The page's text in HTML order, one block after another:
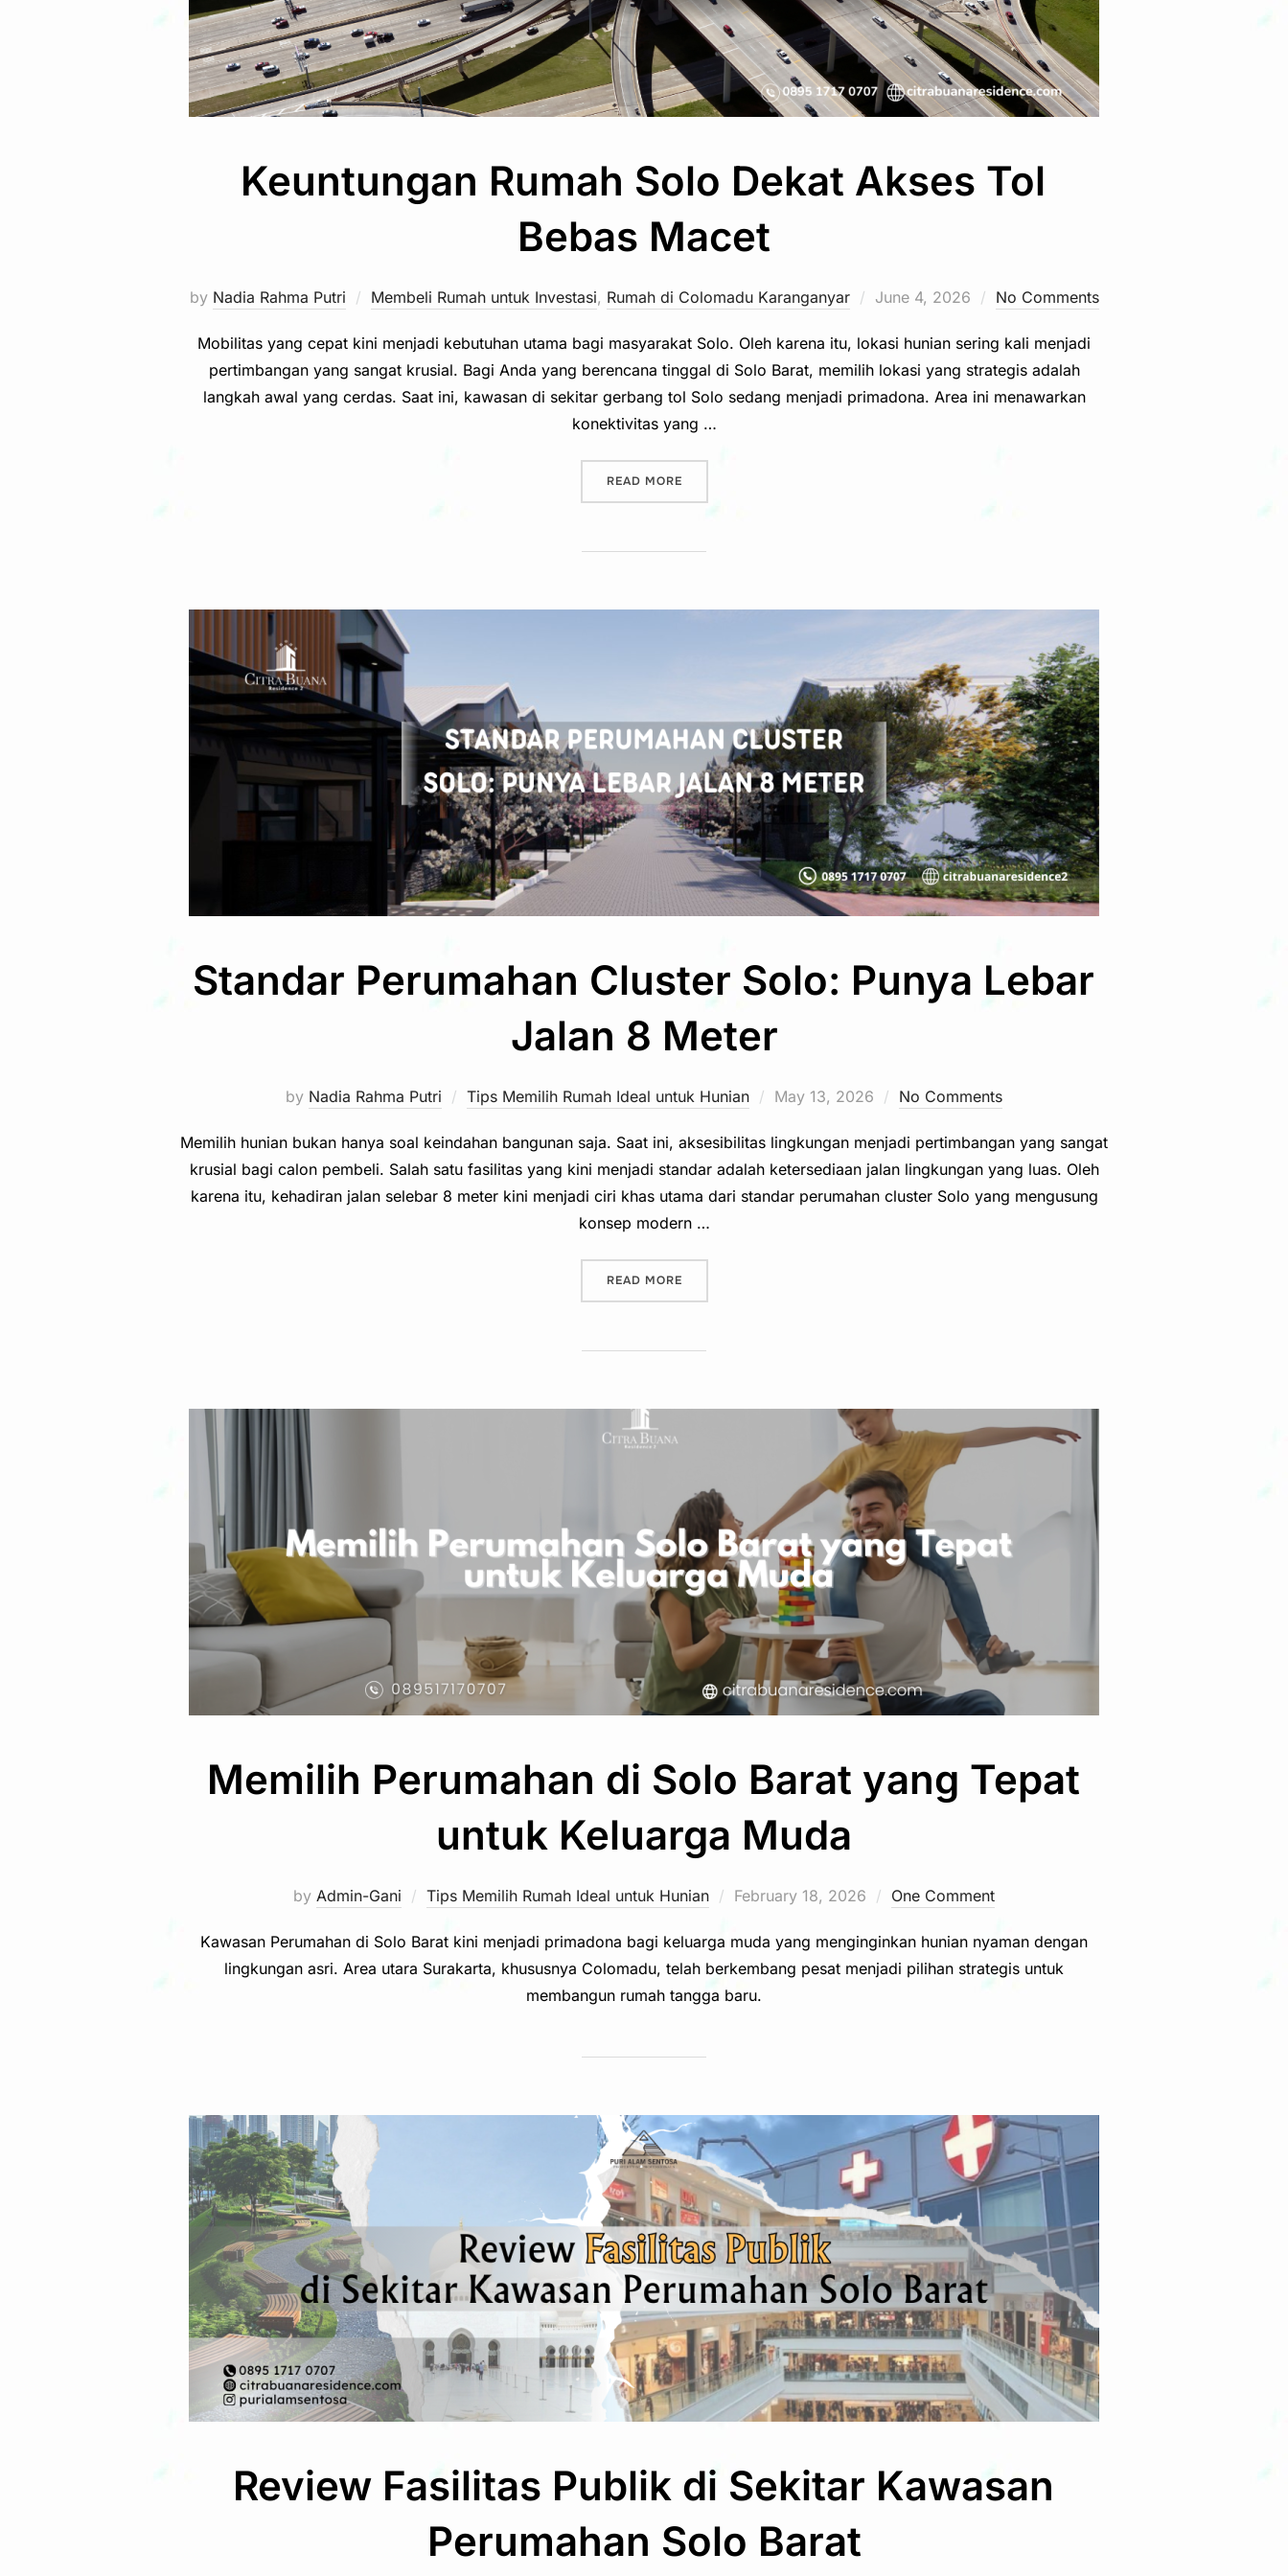
Keuntungan Rumah Solo Dekat Akses Tol
Bebas Macet
by Nadia Rahma Putri Membeli Rumah untuk Investasi, Rumah di Colomadu Karanganyar
Posted
June 4, 2026 No Comments
Mobilitas yang cepat kini menjadi kebutuhan utama bagi masyarakat Solo. Oleh karena itu, lokasi hunian sering kali menjadi
pertimbangan yang sangat krusial. Bagi Anda yang berencana tinggal di Solo Barat, memilih lokasi yang strategis adalah
langkah awal yang cerdas. Saat ini, kawasan di sekitar gerbang tol Solo sedang menjadi primadona. Area ini menawarkan
konektivitas yang …
READ MORE“KEUNTUNGAN RUMAH SOLO DEKAT AKSES TOL BEBAS MACET”
Standar Perumahan Cluster Solo: Punya Lebar
Jalan 8 Meter
by Nadia Rahma Putri Tips Memilih Rumah Ideal untuk Hunian
Posted
May 13, 2026 No Comments
Memilih hunian bukan hanya soal keindahan bangunan saja. Saat ini, aksesibilitas lingkungan menjadi pertimbangan yang sangat
krusial bagi calon pembeli. Salah satu fasilitas yang kini menjadi standar adalah ketersediaan jalan lingkungan yang luas. Oleh
karena itu, kehadiran jalan selebar 8 meter kini menjadi ciri khas utama dari standar perumahan cluster Solo yang mengusung
konsep modern …
READ MORE“STANDAR PERUMAHAN CLUSTER SOLO: PUNYA LEBAR JALAN 8 METER”
Memilih Perumahan di Solo Barat yang Tepat
untuk Keluarga Muda
by Admin-Gani Tips Memilih Rumah Ideal untuk Hunian
Posted
February 18, 2026 One Comment
Kawasan Perumahan di Solo Barat kini menjadi primadona bagi keluarga muda yang menginginkan hunian nyaman dengan
lingkungan asri. Area utara Surakarta, khususnya Colomadu, telah berkembang pesat menjadi pilihan strategis untuk
membangun rumah tangga baru.
Review Fasilitas Publik di Sekitar Kawasan
Perumahan Solo Barat